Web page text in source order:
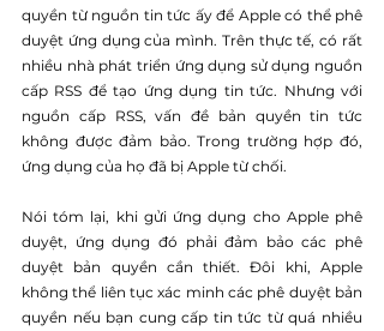
quyền từ nguồn tin tức ấy để Apple có thể phê
duyệt ứng dụng của mình. Trên thực tế, có rất
nhiều nhà phát triển ứng dụng sử dụng nguồn
cấp RSS để tạo ứng dụng tin tức. Nhưng với
nguồn cấp RSS, vấn đề bản quyền tin tức
không được đảm bảo. Trong trường hợp đó,
ứng dụng của họ đã bị Apple từ chối.
Nói tóm lại, khi gửi ứng dụng cho Apple phê
duyệt, ứng dụng đó phải đảm bảo các phê
duyệt bản quyền cần thiết. Đôi khi, Apple
không thể liên tục xác minh các phê duyệt bản
quyền nếu bạn cung cấp tin tức từ quá nhiều